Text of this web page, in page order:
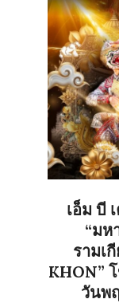
เอ็ม บี
“มห
รามเ
KHON”
วันพ